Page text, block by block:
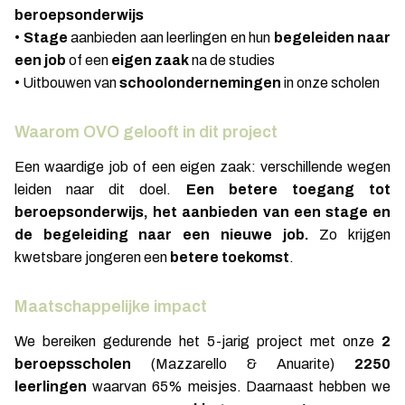
beroepsonderwijs
• Stage aanbieden aan leerlingen en hun begeleiden naar
een job of een eigen zaakna de studies
• Uitbouwen vanschoolondernemingen in onze scholen
Waarom OVO gelooft in dit project
Een waardige job of een eigen zaak: verschillende wegen
leiden naar dit doel. Een betere toegang tot
beroepsonderwijs, het aanbieden van een stage en
de begeleiding naar een nieuwe job. Zo krijgen
kwetsbare jongeren een betere toekomst.
Maatschappelijke impact
We bereiken gedurende het 5-jarig project met onze 2
beroepsscholen (Mazzarello & Anuarite) 2250
leerlingen waarvan 65% meisjes. Daarnaast hebben we